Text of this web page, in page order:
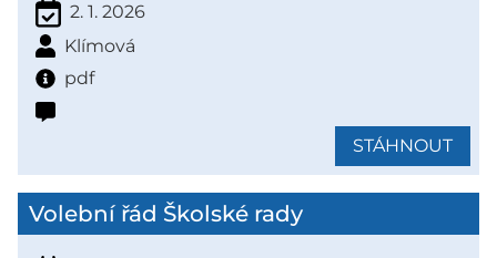
2. 1. 2026
Klímová
pdf
STÁHNOUT
Volební řád Školské rady